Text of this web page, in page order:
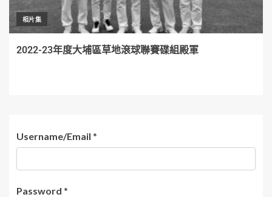
相片集
2022-23年度大埔區草地滾球聯賽碟組殿軍
Username/Email *
Password *